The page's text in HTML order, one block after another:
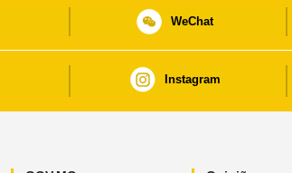
WeChat
Instagram